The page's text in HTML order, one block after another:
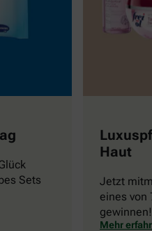
Sets
Haut
Jetzt
eines von
gewinnen!
Mehr